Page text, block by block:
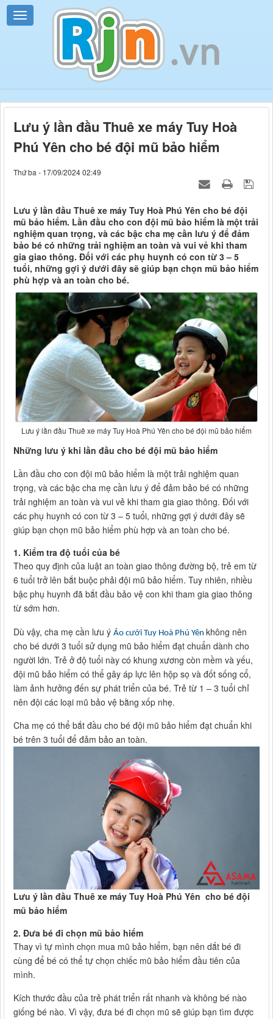
Lưu ý lần đầu Thuê xe máy Tuy Hoà
Phú Yên cho bé đội mũ bảo hiểm
Thứ ba - 17/09/2024 02:49
Lưu ý lần đầu Thuê xe máy Tuy Hoà Phú Yên cho bé đội
mũ bảo hiểm. Lần đầu cho con đội mũ bảo hiểm là một trải
nghiệm quan trọng, và các bậc cha mẹ cần lưu ý để đảm
bảo bé có những trải nghiệm an toàn và vui vẻ khi tham
gia giao thông. Đối với các phụ huynh có con từ 3 – 5
tuổi, những gợi ý dưới đây sẽ giúp bạn chọn mũ bảo hiểm
phù hợp và an toàn cho bé.
Lưu ý lần đầu Thuê xe máy Tuy Hoà Phú Yên cho bé đội mũ bảo hiểm
Những lưu ý khi lần đầu cho bé đội mũ bảo hiểm
Lần đầu cho con đội mũ bảo hiểm là một trải nghiệm quan
trọng, và các bậc cha mẹ cần lưu ý để đảm bảo bé có những
trải nghiệm an toàn và vui vẻ khi tham gia giao thông. Đối với
các phụ huynh có con từ 3 – 5 tuổi, những gợi ý dưới đây sẽ
giúp bạn chọn mũ bảo hiểm phù hợp và an toàn cho bé.
1. Kiểm tra độ tuổi của bé
Theo quy định của luật an toàn giao thông đường bộ, trẻ em từ
6 tuổi trở lên bắt buộc phải đội mũ bảo hiểm. Tuy nhiên, nhiều
bậc phụ huynh đã bắt đầu bảo vệ con khi tham gia giao thông
từ sớm hơn.
Dù vậy, cha mẹ cần lưu ý Áo cưới Tuy Hoà Phú Yên không nên
cho bé dưới 3 tuổi sử dụng mũ bảo hiểm đạt chuẩn dành cho
người lớn. Trẻ ở độ tuổi này có khung xương còn mềm và yếu,
đội mũ bảo hiểm có thể gây áp lực lên hộp sọ và đốt sống cổ,
làm ảnh hưởng đến sự phát triển của bé. Trẻ từ 1 – 3 tuổi chỉ
nên đội các loại mũ bảo vệ bằng xốp nhẹ.
Cha mẹ có thể bắt đầu cho bé đội mũ bảo hiểm đạt chuẩn khi
bé trên 3 tuổi để đảm bảo an toàn.
Lưu ý lần đầu Thuê xe máy Tuy Hoà Phú Yên cho bé đội
mũ bảo hiểm
2. Đưa bé đi chọn mũ bảo hiểm
Thay vì tự mình chọn mua mũ bảo hiểm, bạn nên dắt bé đi
cùng để bé có thể tự chọn chiếc mũ bảo hiểm đầu tiên của
mình.
Kích thước đầu của trẻ phát triển rất nhanh và không bé nào
giống bé nào. Vì vậy, đưa bé đi chọn mũ sẽ giúp bạn tìm được